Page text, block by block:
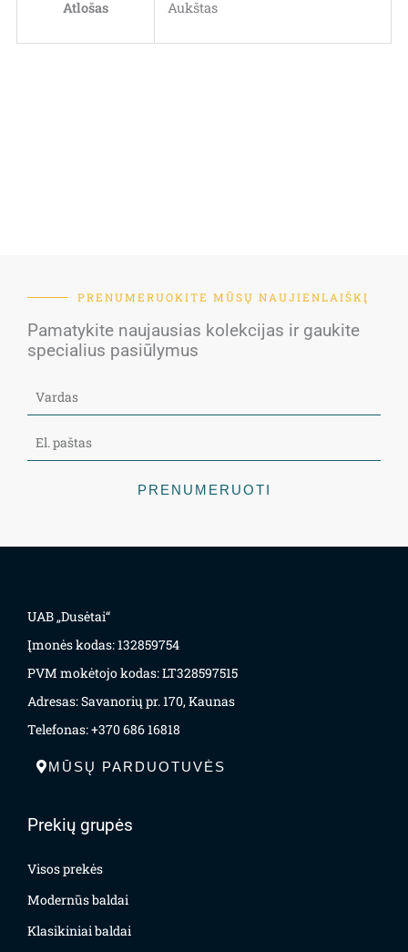
Atlošas Aukštas
PRENUMERUOKITE MŪSŲ NAUJIENLAIŠKĮ
Pamatykite naujausias kolekcijas ir gaukite
specialius pasiūlymus
PRENUMERUOTI
UAB „Dusėtai“
Įmonės kodas: 132859754
PVM mokėtojo kodas: LT328597515
Adresas: Savanorių pr. 170, Kaunas
Telefonas: +370 686 16818
MŪSŲ PARDUOTUVĖS
Prekių grupės
Visos prekės
Modernūs baldai
Klasikiniai baldai